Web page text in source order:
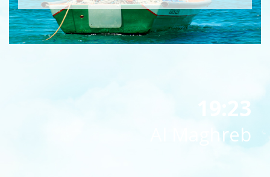
19:23
Al Maghreb